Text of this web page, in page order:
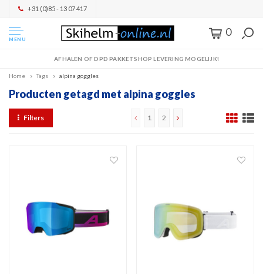
+31 (0)85 - 13 07 417
MENU
0
AFHALEN OF DPD PAKKETSHOP LEVERING MOGELIJK!
Home Tags alpina goggles
Producten getagd met alpina goggles
Filters 1 2